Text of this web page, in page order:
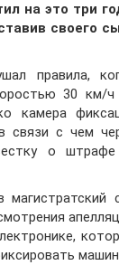
на это три
своего
правила,
30 км/ч
камера
связи с чем
о